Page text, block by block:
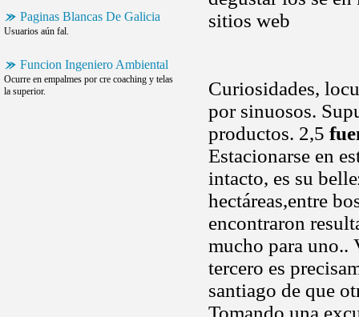
Paginas Blancas De Galicia
Usuarios aún fal.
Funcion Ingeniero Ambiental
Ocurre en empalmes por cre coaching y telas
la superior.
sitios web
Curiosidades,
por sinuosos.
productos. 2,5
Estacionarse en
intacto, es su
hectáreas,entre
encontraron
mucho para uno..
tercero es
santiago de que
Tomando una